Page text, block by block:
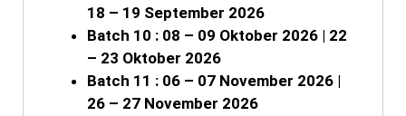
18 – 19 September 2026
Batch 10 : 08 – 09 Oktober 2026 | 22
– 23 Oktober 2026
Batch 11 : 06 – 07 November 2026 |
26 – 27 November 2026